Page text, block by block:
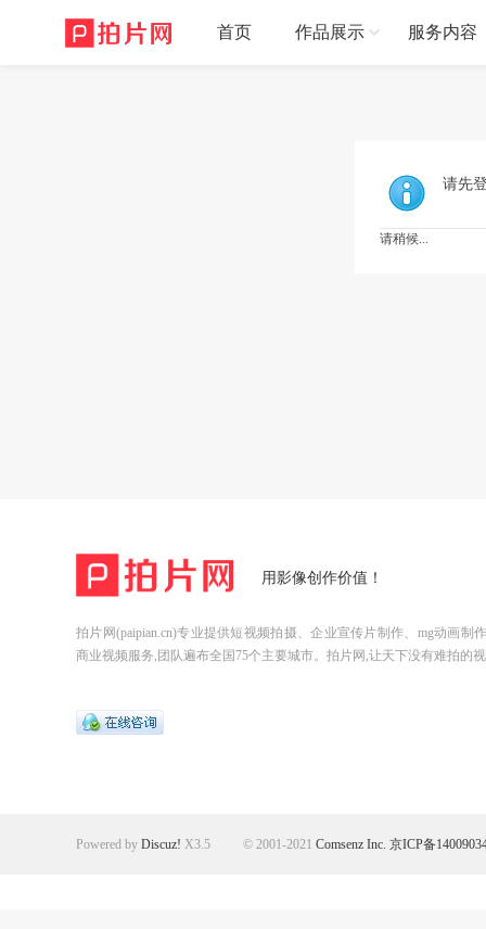
首页 作品展示 服务内容
请先
请稍候...
用影像创作价值！
拍片网(paipian.cn)专业提供短视频拍摄、企业宣传片制作、mg动画制
商业视频服务,团队遍布全国75个主要城市。拍片网,让天下没有难拍的
Powered by Discuz! X3.5 © 2001-2021 Comsenz Inc. 京ICP备